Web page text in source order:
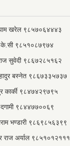
खरेल ९८५७०६४४४३
९८५१०८७९७४
सुवेदी ९८६७२८५१६२
बस्नेत​ ९८६७३३५७३७
कार्की ९८४७४२९७९५
९८४४७७००६९
भण्डारी ९८६९८५६३९९
राज अर्याल ९८५१०१२१११